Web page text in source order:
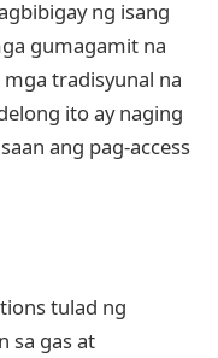
ng isang
gumagamit na
tradisyunal na
ito ay naging
ang pag-access
tulad ng
sa gas at